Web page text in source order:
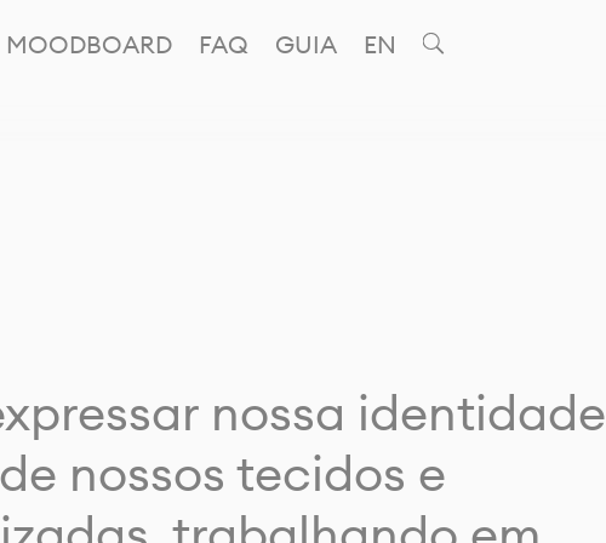
MOODBOARD FAQ GUIA EN
nossa identidade
nossos tecidos e